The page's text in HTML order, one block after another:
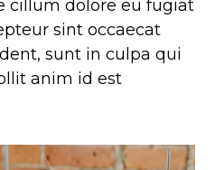
cillum dolore eu fugiat
sint occaecat
sunt in culpa qui
anim id est